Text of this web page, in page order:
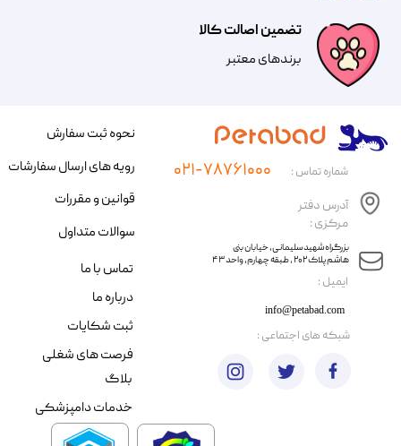
تضمین اصالت کالا
​​برندهای معتبر​​​​​​​
​ایمیل :
آدرس دفتر
مرکزی :
info@petabad.com
​​بزرگراه شهید سلیمانی، خیابان بنی
هاشم پلاک ۲۰۲ ، طبقه چهارم، واحد ۴۳
شماره تماس : ۰۲۱-۷۸۷۶۱۰۰۰
نحوه ثبت سفارش
رویه های ارسال سفارشات
قوانین و مقررات
سوالات متداول
تماس با ما
درباره ما
ثبت شکایات
فرصت های شغلی
​شبکه های اجتماعی :
بلاگ
خدمات دامپزشکی